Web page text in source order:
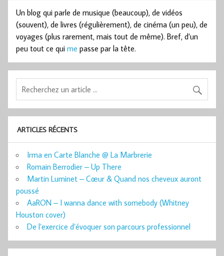
Un blog qui parle de musique (beaucoup), de vidéos
(souvent), de livres (régulièrement), de cinéma (un peu), de
voyages (plus rarement, mais tout de même). Bref, d’un
peu tout ce qui me passe par la tête.
ARTICLES RÉCENTS
Irma en Carte Blanche @ La Marbrerie
Romain Berrodier – Up There
Martin Luminet – Cœur & Quand nos cheveux auront
poussé
AaRON – I wanna dance with somebody (Whitney
Houston cover)
De l’exercice d’évoquer son parcours professionnel